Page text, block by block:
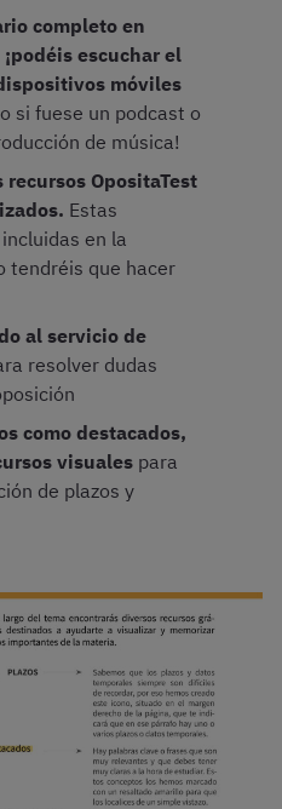
completo en
¡podéis escuchar el
móviles
si fuese un podcast o
de música!
OpositaTest
Estas
en la
tendréis que hacer
al servicio de
resolver dudas
como destacados,
visuales para
de plazos y